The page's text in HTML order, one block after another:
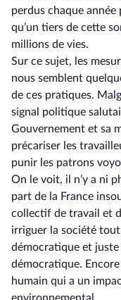
perdus chaque année
qu’un tiers de cette
millions de vies.
Sur ce sujet, les
nous semblent
de ces pratiques.
signal politique
Gouvernement et sa
précariser les
punir les patrons
On le voit, il n’y a ni
part de la France
collectif de travail et
irriguer la société
démocratique et
démocratique.
humain qui a un